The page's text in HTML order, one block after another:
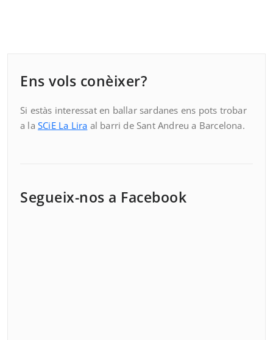
Ens vols conèixer?
Si estàs interessat en ballar sardanes ens pots trobar
a la SCiE La Lira al barri de Sant Andreu a Barcelona.
Segueix-nos a Facebook